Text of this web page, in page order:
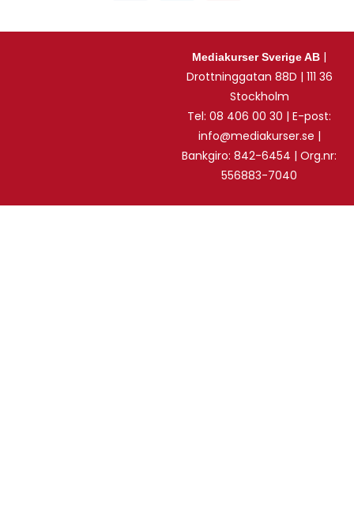
Mediakurser Sverige AB |
Drottninggatan 88D | 111 36
Stockholm
Tel: 08 406 00 30 | E-post:
info@mediakurser.se |
Bankgiro: 842-6454 | Org.nr:
556883-7040